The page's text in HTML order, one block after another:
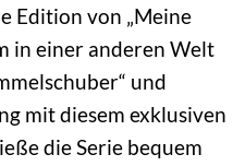
Edition von „Meine
in einer anderen Welt
und
mit diesem exklusiven
die Serie bequem